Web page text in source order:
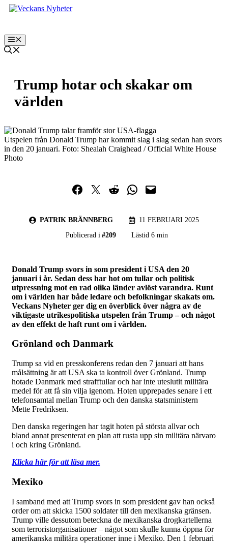
Hoppa
Meny
Trump hotar och skakar om
världen
Utspelen från Donald Trump har kommit slag i slag sedan han svors
in den 20 januari. Foto: Shealah Craighead / Official White House
Photo
Dela på Facebook
Dela på TwitterDela på RedditDela i WhatsApp
Maila en länk
PATRIK BRÄNNBERG
11 FEBRUARI 2025
Publicerad i #209 Lästid 6 min
Donald Trump svors in som president i USA den 20
januari i år. Sedan dess har hot om tullar och politisk
utpressning mot en rad olika länder avlöst varandra. Runt
om i världen har både ledare och befolkningar skakats om.
Veckans Nyheter ger dig en överblick över några av de
viktigaste utrikespolitiska utspelen från Trump – och något
av den effekt de haft runt om i världen.
Grönland och Danmark
Trump sa vid en presskonferens redan den 7 januari att hans
målsättning är att USA ska ta kontroll över Grönland. Trump
hotade Danmark med strafftullar och har inte uteslutit militära
medel för att få sin vilja igenom. Hoten upprepades senare i ett
telefonsamtal mellan Trump och den danska statsministern
Mette Fredriksen.
Den danska regeringen har tagit hoten på största allvar och
bland annat presenterat en plan att rusta upp sin militära närvaro
i och kring Grönland.
Klicka här för att läsa mer.
Mexiko
I samband med att Trump svors in som president gav han också
order om att skicka 1500 soldater till den mexikanska gränsen.
Trump ville dessutom beteckna de mexikanska drogkartellerna
som terroristorganisationer – något som skulle kunna öppna för
amerikanska militära operationer inne i Mexiko. Den 1 februari